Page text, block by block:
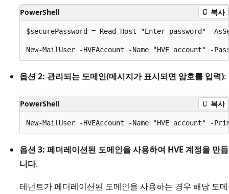
PowerShell 복사
$securePassword = Read-Host "Enter password" -
옵션 2: 관리되는 도메인(메시지가 표시되면 암호를 입력):
PowerShell 복사
옵션 3: 페더레이션된 도메인을 사용하여 HVE 계정을 만듭
니다.
테넌트가 페더레이션된 도메인을 사용하는 경우 해당 도메